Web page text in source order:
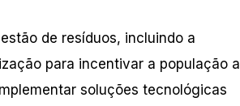
de resíduos, incluindo a
para incentivar a população a
soluções tecnológicas